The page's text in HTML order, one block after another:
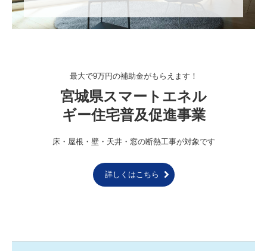
最大で9万円の補助金がもらえます！
宮城県スマートエネル
ギー住宅普及促進事業
床・屋根・壁・天井・窓の断熱工事が対象です
詳しくはこちら